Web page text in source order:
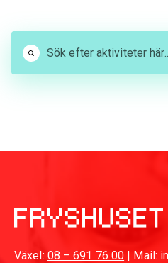
Växel: 08 – 691 76 00 | Mail: